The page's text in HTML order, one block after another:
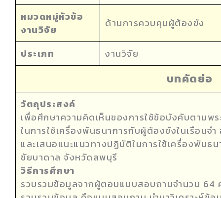
หมวดหมู่หัวข้อ
งานวิจัย
ด้านการควบคุมผู้ต้องขัง
ประเภท งานวิจัย
บทคัดย่อ
วัตถุประสงค์
เพื่อศึกษาความคิดเห็นของการใช้ข้อบังคับตาม
ในการใช้เครื่องพันธนาการกับผู้ต้องขังในเรือนจ
และเสนอแนะแนวทางปฏิบัติในการใช้เครื่องพันธ
ชัยบาดาล จังหวัดลพบุรี
วิธีการศึกษา
รวบรวมข้อมูลจากผู้ตอบแบบสอบถามจำนวน 64